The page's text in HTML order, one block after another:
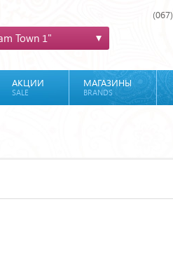
Town 1"
(067)
АКЦИИ
SALE
МАГАЗИНЫ
BRANDS